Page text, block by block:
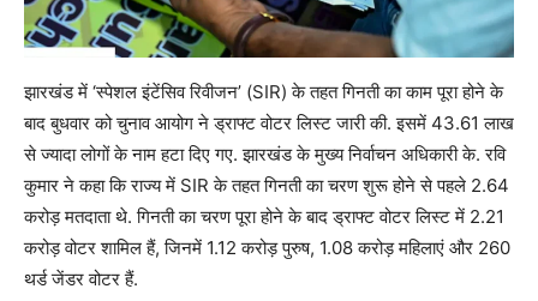
झारखंड में ‘स्पेशल इंटेंसिव रिवीजन’ (SIR) के तहत गिनती का काम पूरा होने के
बाद बुधवार को चुनाव आयोग ने ड्राफ्ट वोटर लिस्ट जारी की. इसमें 43.61 लाख
से ज्‍यादा लोगों के नाम हटा दिए गए. झारखंड के मुख्य निर्वाचन अधिकारी के. रवि
कुमार ने कहा कि राज्य में SIR के तहत गिनती का चरण शुरू होने से पहले 2.64
करोड़ मतदाता थे. गिनती का चरण पूरा होने के बाद ड्राफ्ट वोटर लिस्ट में 2.21
करोड़ वोटर शामिल हैं, जिनमें 1.12 करोड़ पुरुष, 1.08 करोड़ महिलाएं और 260
थर्ड जेंडर वोटर हैं.